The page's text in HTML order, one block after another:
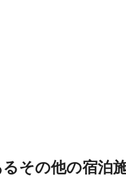
その他の宿泊